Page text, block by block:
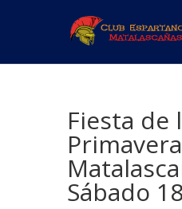
Fiesta de
Sábado